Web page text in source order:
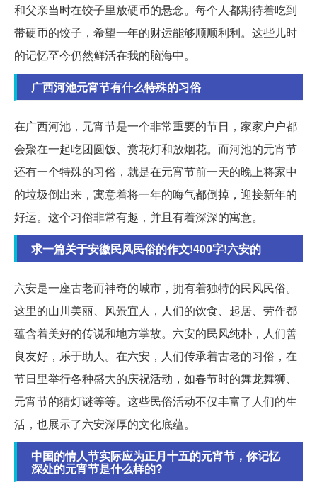
和父亲当时在饺子里放硬币的悬念。每个人都期待着吃到
带硬币的饺子，希望一年的财运能够顺顺利利。这些儿时
的记忆至今仍然鲜活在我的脑海中。
广西河池元宵节有什么特殊的习俗
在广西河池，元宵节是一个非常重要的节日，家家户户都
会聚在一起吃团圆饭、赏花灯和放烟花。而河池的元宵节
还有一个特殊的习俗，就是在元宵节前一天的晚上将家中
的垃圾倒出来，寓意着将一年的晦气都倒掉，迎接新年的
好运。这个习俗非常有趣，并且有着深深的寓意。
求一篇关于安徽民风民俗的作文!400字!六安的
六安是一座古老而神奇的城市，拥有着独特的民风民俗。
这里的山川美丽、风景宜人，人们的饮食、起居、劳作都
蕴含着美好的传说和地方掌故。六安的民风纯朴，人们善
良友好，乐于助人。在六安，人们传承着古老的习俗，在
节日里举行各种盛大的庆祝活动，如春节时的舞龙舞狮、
元宵节的猜灯谜等等。这些民俗活动不仅丰富了人们的生
活，也展示了六安深厚的文化底蕴。
中国的情人节实际应为正月十五的元宵节，你记忆
深处的元宵节是什么样的?